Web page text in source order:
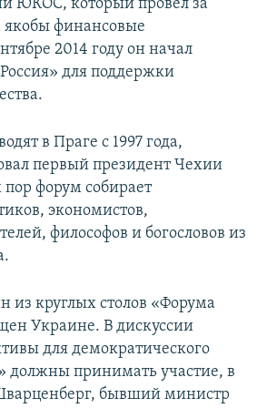
ЮКОС, который провел за
якобы финансовые
2014 году он начал
для поддержки
в Праге с 1997 года,
первый президент Чехии
пор форум собирает
экономистов,
философов и богословов из
из круглых столов «Форума
Украине. В дискуссии
для демократического
должны принимать участие, в
бывший министр